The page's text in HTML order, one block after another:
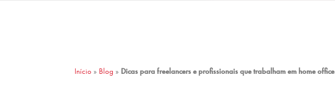
Início » Blog » Dicas para freelancers e profissionais que trabalham em home office